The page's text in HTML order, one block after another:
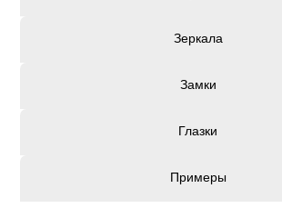
Зеркала
Замки
Глазки
Примеры